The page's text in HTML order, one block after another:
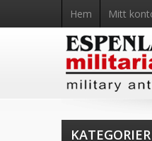
Hem Mitt
KATEGORIER